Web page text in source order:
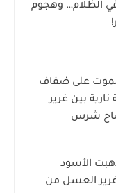
الظلام… وهجوم
على ضفاف
بين غرير
شرس
الأسود
العسل من